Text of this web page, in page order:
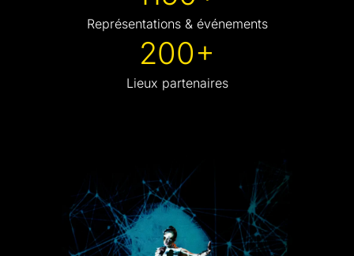
Représentations & événements
200+
Lieux partenaires